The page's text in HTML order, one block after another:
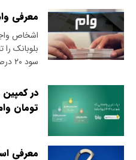
معرفی
اشخاص
سود ۲۰ درصد دریافت کنند و بازپرداخت…
تومان
معرفی